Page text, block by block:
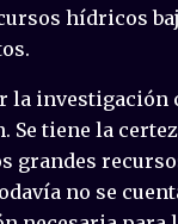
hídricos
la investigación
Se tiene la
grandes
no se